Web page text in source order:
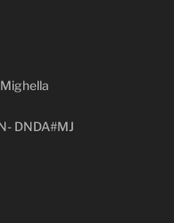
DNDA#MJ